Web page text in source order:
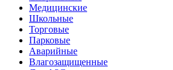
Медицинские
Школьные
Торговые
Парковые
Аварийные
Влагозащищенные